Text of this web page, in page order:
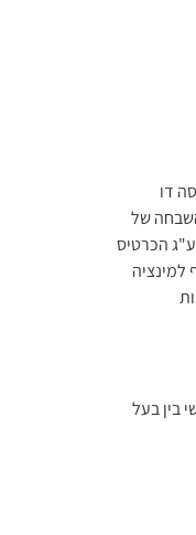
דו
בנוסף ניתן להוסיף תהליך השבחה של
הכרטיס
למינציה
בין בעל